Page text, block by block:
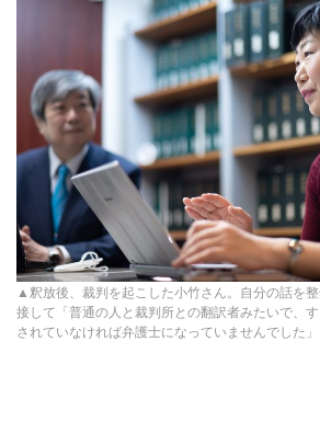
▲釈放後、裁判を起こした小竹さん。自分の話を
接して「普通の人と裁判所との翻訳者みたいで、
されていなければ弁護士になっていませんでした」